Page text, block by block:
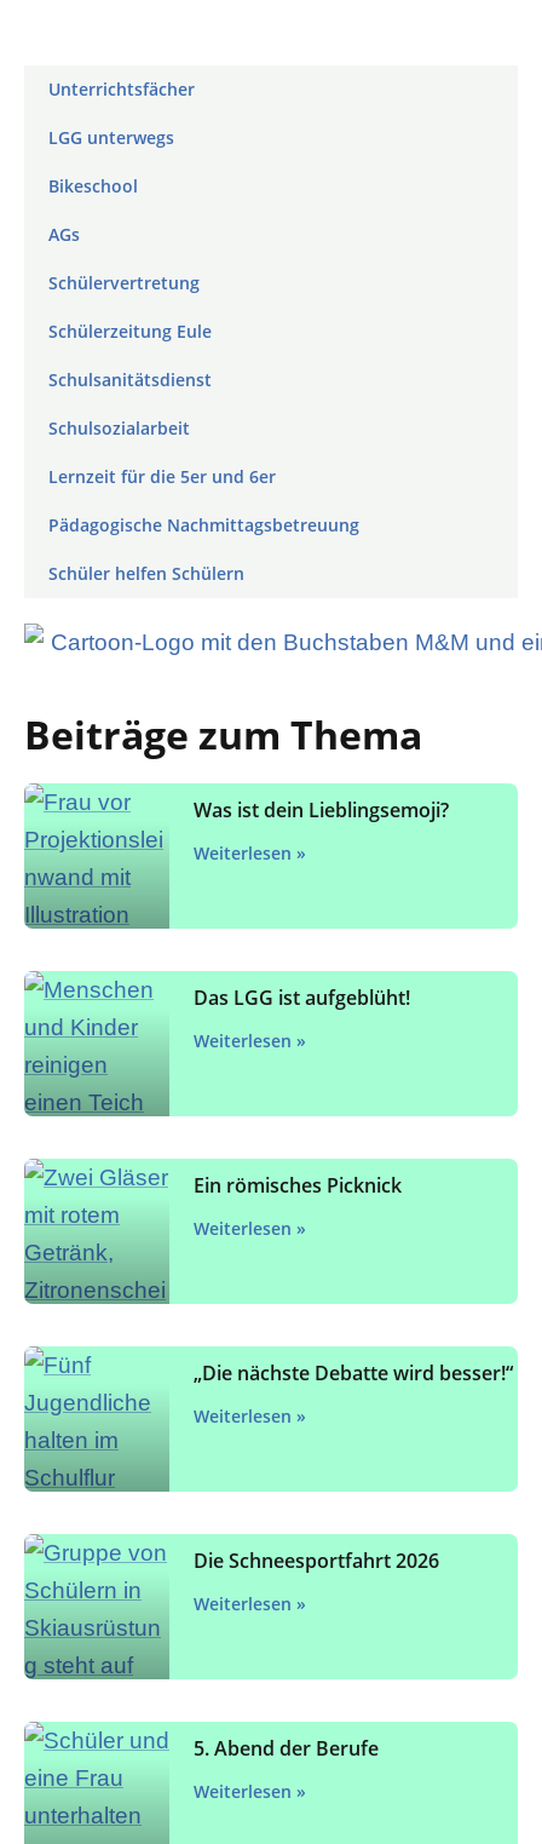
Unterrichtsfächer
LGG unterwegs
Bikeschool
AGs
Schülervertretung
Schülerzeitung Eule
Schulsanitätsdienst
Schulsozialarbeit
Lernzeit für die 5er und 6er
Pädagogische Nachmittagsbetreuung
Schüler helfen Schülern
Beiträge zum Thema
Was ist dein Lieblingsemoji?
Weiterlesen »
Das LGG ist aufgeblüht!
Weiterlesen »
Ein römisches Picknick
Weiterlesen »
„Die nächste Debatte wird besser!“
Weiterlesen »
Die Schneesportfahrt 2026
Weiterlesen »
5. Abend der Berufe
Weiterlesen »